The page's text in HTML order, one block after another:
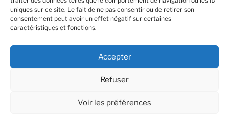
uniques sur ce site. Le fait de ne pas consentir ou de retirer son
consentement peut avoir un effet négatif sur certaines
caractéristiques et fonctions.
Accepter
Refuser
Voir les préférences
AUX BONNES PRATIQUES DES IOT, DE LEURS
RÉSEAUX ET DE LEURS SERVICES.